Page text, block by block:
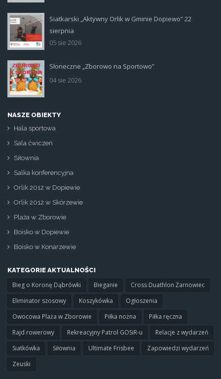
siatka_poziom.jpg
Siatkarski „Aktywny Orlik w Gminie Dopiewo” 22
sierpnia
05 sie 2026
Słoneczne „Zborowo na Sportowo”
04 sie 2026
NASZE OBIEKTY
Hala sportowa
Sala ćwiczeń
Siłownia
Salka konferencyjna
Orlik 2012 w Dopiewie
Orlik 2012 w Skórzewie
Plaża w Zborowie
Boisko w Dopiewie
Boisko w Konarzewie
KATEGORIE AKTUALNOŚCI
Bieg o Koronę Dąbrówki Bieganie
Cross Duathlon Żarnowiec
Eliminator szosowy
Koszykówka
Ogłoszenia
Owocowa Plaża w Zborowie
Piłka nożna
Piłka ręczna
Rajd rowerowy
Rekreacyjny Patrol GOSiR-u
Relacje z wydarzeń
Siatkówka
Siłownia Ultimate Frisbee
Zapowiedzi wydarzeń
Zeuski